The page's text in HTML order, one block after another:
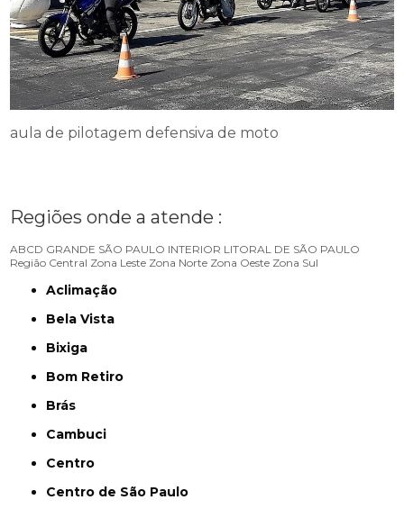
aula de pilotagem defensiva de moto
Regiões onde a atende :
ABCD GRANDE SÃO PAULO INTERIOR LITORAL DE SÃO PAULO
Região Central Zona Leste Zona Norte Zona Oeste Zona Sul
Aclimação
Bela Vista
Bixiga
Bom Retiro
Brás
Cambuci
Centro
Centro de São Paulo